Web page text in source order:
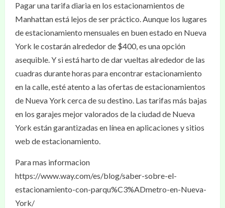
Pagar una tarifa diaria en los estacionamientos de
Manhattan está lejos de ser práctico. Aunque los lugares
de estacionamiento mensuales en buen estado en Nueva
York le costarán alrededor de $400, es una opción
asequible. Y si está harto de dar vueltas alrededor de las
cuadras durante horas para encontrar estacionamiento
en la calle, esté atento a las ofertas de estacionamientos
de Nueva York cerca de su destino. Las tarifas más bajas
en los garajes mejor valorados de la ciudad de Nueva
York están garantizadas en línea en aplicaciones y sitios
web de estacionamiento.
Para mas informacion
https://www.way.com/es/blog/saber-sobre-el-
estacionamiento-con-parqu%C3%ADmetro-en-Nueva-
York/